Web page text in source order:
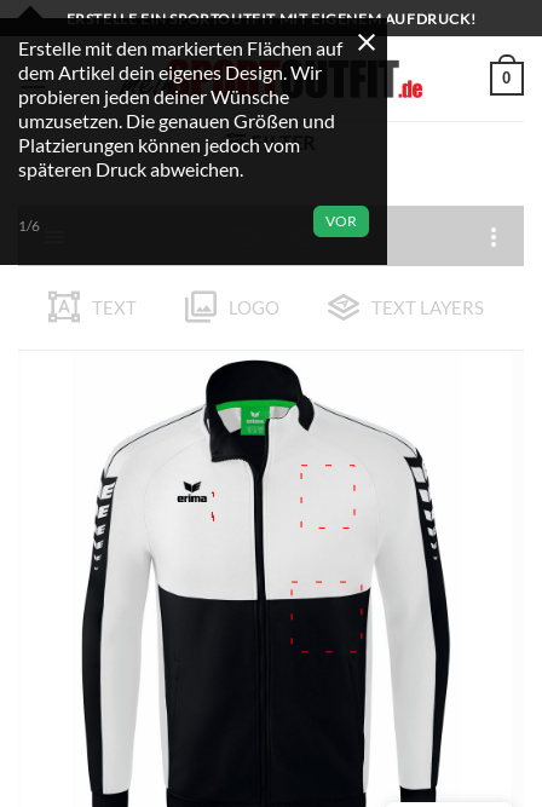
Zum
Inhalt
springen
ERSTELLE EIN SPORTOUTFIT MIT EIGENEM AUFDRUCK!
0
FILTER
TEXT LOGO TEXT LAYERS
Erstelle mit den markierten Flächen auf
dem Artikel dein eigenes Design. Wir
probieren jeden deiner Wünsche
umzusetzen. Die genauen Größen und
Platzierungen können jedoch vom
späteren Druck abweichen.
VOR
1/6